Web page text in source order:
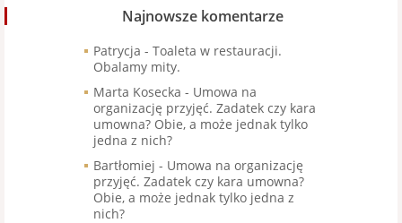
Najnowsze komentarze
Patrycja - Toaleta w restauracji.
Obalamy mity.
Marta Kosecka - Umowa na
organizację przyjęć. Zadatek czy kara
umowna? Obie, a może jednak tylko
jedna z nich?
Bartłomiej - Umowa na organizację
przyjęć. Zadatek czy kara umowna?
Obie, a może jednak tylko jedna z
nich?